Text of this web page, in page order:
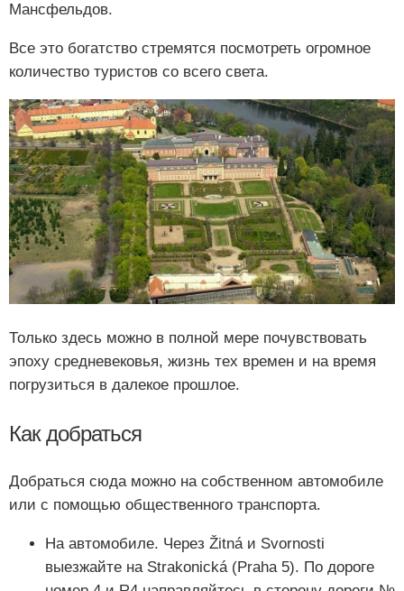
Мансфельдов.
Все это богатство стремятся посмотреть огромное
количество туристов со всего света.
Только здесь можно в полной мере почувствовать
эпоху средневековья, жизнь тех времен и на время
погрузиться в далекое прошлое.
Как добраться
Добраться сюда можно на собственном автомобиле
или с помощью общественного транспорта.
На автомобиле. Через Žitná и Svornosti
выезжайте на Strakonická (Praha 5). По дороге